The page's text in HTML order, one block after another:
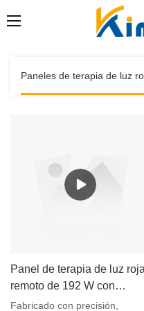
Paneles de terapia de luz
Panel de terapia de luz roja
remoto de 192 W con
soporte
Fabricado con precisión,